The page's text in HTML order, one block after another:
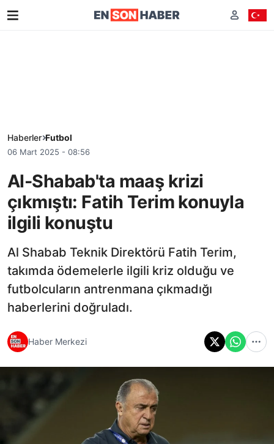
Haberler Futbol
06 Mart 2025 - 08:56
Al-Shabab'ta maaş krizi
çıkmıştı: Fatih Terim konuyla
ilgili konuştu
Al Shabab Teknik Direktörü Fatih Terim,
takımda ödemelerle ilgili kriz olduğu ve
futbolcuların antrenmana çıkmadığı
haberlerini doğruladı.
Haber Merkezi